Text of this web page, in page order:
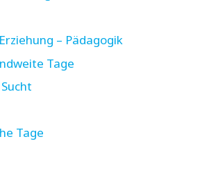
– Pädagogik
Tage
Tage